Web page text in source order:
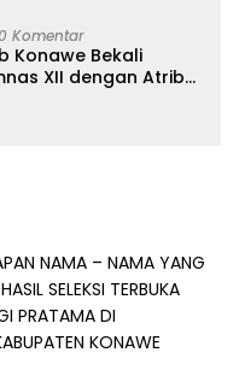
Komentar
Konawe Bekali
XII dengan Atribut